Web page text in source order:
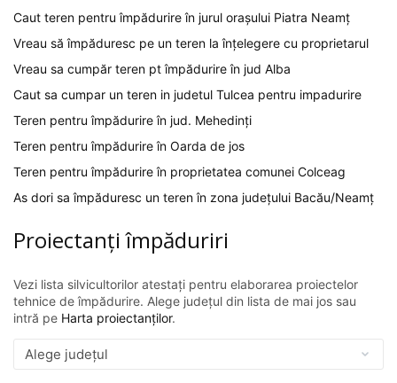
Caut teren pentru împădurire în jurul orașului Piatra Neamț
Vreau să împăduresc pe un teren la înțelegere cu proprietarul
Vreau sa cumpăr teren pt împădurire în jud Alba
Caut sa cumpar un teren in judetul Tulcea pentru impadurire
Teren pentru împădurire în jud. Mehedinți
Teren pentru împădurire în Oarda de jos
Teren pentru împădurire în proprietatea comunei Colceag
As dori sa împăduresc un teren în zona județului Bacău/Neamț
Proiectanți împăduriri
Vezi lista silvicultorilor atestați pentru elaborarea proiectelor
tehnice de împădurire. Alege județul din lista de mai jos sau
intră pe Harta proiectanților.